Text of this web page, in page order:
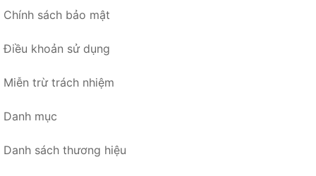
Chính sách bảo mật
Điều khoản sử dụng
Miễn trừ trách nhiệm
Danh mục
Danh sách thương hiệu